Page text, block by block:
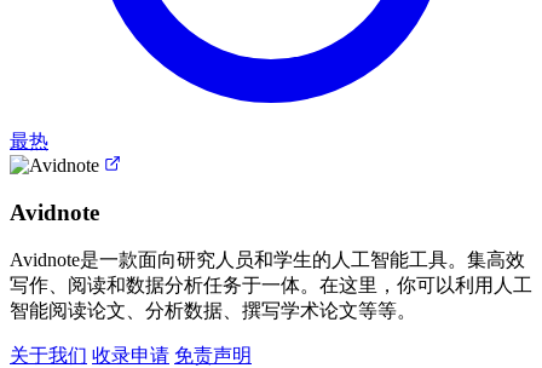
最热
Avidnote
Avidnote是一款面向研究人员和学生的人工智能工具。集高效
写作、阅读和数据分析任务于一体。在这里，你可以利用人工
智能阅读论文、分析数据、撰写学术论文等等。
关于我们 收录申请 免责声明